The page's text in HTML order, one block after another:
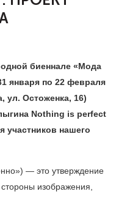
биеннале «Мода
1 января по 22 февраля
ул. Остоженка, 16)
Nothing is perfect
участников нашего
— это утверждение
изображения,